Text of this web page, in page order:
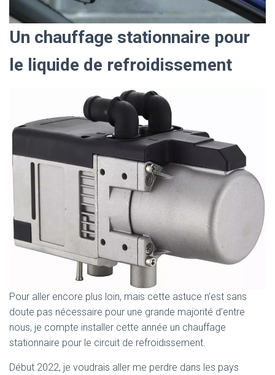
Un chauffage stationnaire pour
le liquide de refroidissement
Pour aller encore plus loin, mais cette astuce n’est sans
doute pas nécessaire pour une grande majorité d’entre
nous, je compte installer cette année un chauffage
stationnaire pour le circuit de refroidissement.
Début 2022, je voudrais aller me perdre dans les pays